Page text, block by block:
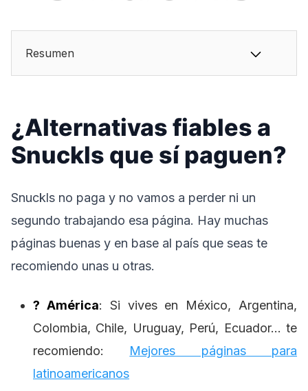
Resumen
¿Alternativas fiables a
Snuckls que sí paguen?
Snuckls no paga y no vamos a perder ni un
segundo trabajando esa página. Hay muchas
páginas buenas y en base al país que seas te
recomiendo unas u otras.
? América: Si vives en México, Argentina,
Colombia, Chile, Uruguay, Perú, Ecuador… te
recomiendo: Mejores páginas para
latinoamericanos